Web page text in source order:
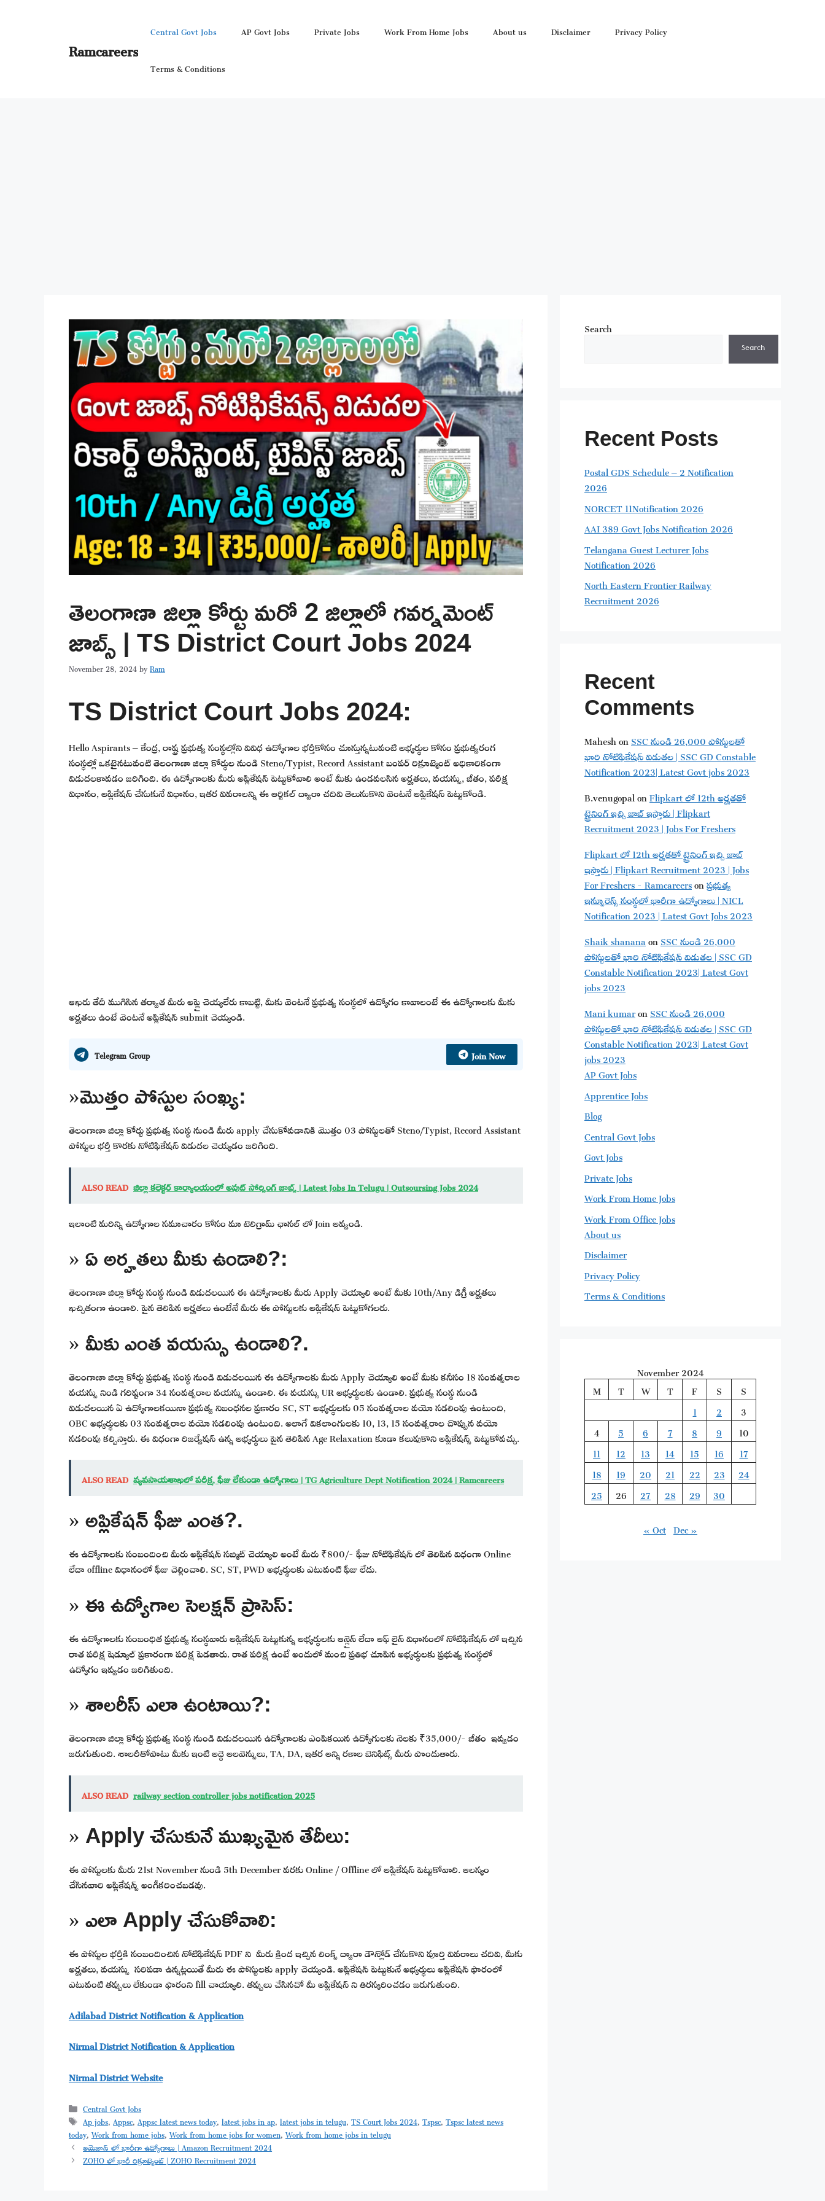
Ramcareers
Central Govt Jobs AP Govt Jobs Private Jobs Work From Home Jobs About us Disclaimer
Privacy Policy
Terms & Conditions
తెలంగాణా జిల్లా కోర్టు మరో 2 జిల్లాలో గవర్నమెంట్
జాబ్స్ | TS District Court Jobs 2024
November 28, 2024byRam
TS District Court Jobs 2024:
Hello Aspirants – కేంద్ర, రాష్ట్ర ప్రభుత్వ సంస్థల్లోని వివిధ ఉద్యోగాల భర్తీకోసం చూస్తున్నటువంటి అభ్యర్థుల కోసం ప్రభుత్వరంగ
సంస్థల్లో ఒకటైనటువంటి తెలంగాణా జిల్లా కోర్థుల నుండి Steno/Typist, Record Assistant బంపర్ రిక్రూట్మెంట్ అధికారికంగా
విడుదలకావడం జరిగింది. ఈ ఉద్యోగాలకు మీరు అప్లికేషన్ పెట్టుకోవాలి అంటే మీకు ఉండవలసిన అర్హతలు, వయస్సు, జీతం, పరీక్ష
విధానం, అప్లికేషన్ చేసుకునే విధానం, ఇతర వివరాలన్ని ఈ ఆర్టికల్ ద్వారా చదివి తెలుసుకొని వెంటనే అప్లికేషన్ పెట్టుకోండి.
ఆఖరు తేదీ ముగిసిన తర్వాత మీరు అప్లై చెయ్యలేరు కాబట్టి, మీకు వెంటనే ప్రభుత్వ సంస్థలో ఉద్యోగం కావాలంటే ఈ ఉద్యోగాలకు మీకు
అర్హతలు ఉంటే వెంటనే అప్లికేషన్ submit చెయ్యండి.
Telegram Group Join Now
»మొత్తం పోస్టుల సంఖ్య:
తెలంగాణా జిల్లా కోర్టు ప్రభుత్వ సంస్థ నుండి మీరు apply చేసుకోవడానికి మొత్తం 03 పోస్టులతో Steno/Typist, Record Assistant
పోస్టుల భర్తీ కొరకు నోటిఫికేషన్ విడుదల చెయ్యడం జరిగింది.
ALSO READ జిల్లా కలెక్టర్ కార్యాలయంలో అవుట్ సోర్సింగ్ జాబ్స్ | Latest Jobs In Telugu | Outsoursing Jobs 2024
ఇలాంటి మరిన్ని ఉద్యోగాల సమాచారం కోసం మా టెలిగ్రామ్ ఛానల్ లో Join అవ్వండి.
» ఏ అర్హతలు మీకు ఉండాలి?:
తెలంగాణా జిల్లా కోర్టు సంస్థ నుండి విడుదలయిన ఈ ఉద్యోగాలకు మీరు Apply చెయ్యాలి అంటే మీకు 10th/Any డిగ్రీ అర్హతలు
ఖచ్చితంగా ఉండాలి. పైన తెలిపిన అర్హతలు ఉంటేనే మీరు ఈ పోస్టులకు అప్లికేషన్ పెట్టుకోగలరు.
» మీకు ఎంత వయస్సు ఉండాలి?.
తెలంగాణా జిల్లా కోర్టు ప్రభుత్వ సంస్థ నుండి విడుదలయిన ఈ ఉద్యోగాలకు మీరు Apply చెయ్యాలి అంటే మీకు కనీసం 18 సంవత్సరాల
వయస్సు నిండి గరిష్టంగా 34 సంవత్సరాల వయస్సు ఉండాలి. ఈ వయస్సు UR అభ్యర్థులకు ఉండాలి. ప్రభుత్వ సంస్థ నుండి
విడుదలయిన ఏ ఉద్యోగాలకయినా ప్రభుత్వ నిబంధనల ప్రకారం SC, ST అభ్యర్థులకు 05 సంవత్సరాల వయో సడలింపు ఉంటుంది,
OBC అభ్యర్థులకు 03 సంవత్సరాల వయో సడలింపు ఉంటుంది. అలాగే వికలాంగులకు 10, 13, 15 సంవత్సరాల చొప్పున వయో
సడలింపు కల్పిస్తారు. ఈ విధంగా రిజర్వేషన్ ఉన్న అభ్యర్థులు పైన తెలిపిన Age Relaxation కూడా కలుపుకొని అప్లికేషన్స్ పెట్టుకోవచ్చు.
ALSO READ వ్యవసాయశాఖలో పరీక్ష, ఫీజు లేకుండా ఉద్యోగాలు | TG Agriculture Dept Notification 2024 | Ramcareers
» అప్లికేషన్ ఫీజు ఎంత?.
ఈ ఉద్యోగాలకు సంబందించి మీరు అప్లికేషన్ సబ్మిట్ చెయ్యాలి అంటే మీరు ₹800/- ఫీజు నోటిఫికేషన్ లో తెలిపిన విధంగా Online
లేదా offline విధానంలో ఫీజు చెల్లించాలి. SC, ST, PWD అభ్యర్థులకు ఎటువంటి ఫీజు లేదు.
» ఈ ఉద్యోగాల సెలక్షన్ ప్రాసెస్:
ఈ ఉద్యోగాలకు సంబంధిత ప్రభుత్వ సంస్థవారు అప్లికేషన్ పెట్టుకున్న అభ్యర్థులకు ఆన్లైన్ లేదా ఆఫ్ లైన్ విధానంలో నోటిఫికేషన్ లో ఇచ్చిన
రాత పరీక్ష షెడ్యూల్ ప్రకారంగా పరీక్ష పెడతారు. రాత పరీక్ష ఉంటే అందులో మంచి ప్రతిభ చూపిన అభ్యర్థులకు ప్రభుత్వ సంస్థలో
ఉద్యోగం ఇవ్వడం జరిగితుంది.
» శాలరీస్ ఎలా ఉంటాయి?:
తెలంగాణా జిల్లా కోర్టు ప్రభుత్వ సంస్థ నుండి విడుదలయిన ఉద్యోగాలకు ఎంపికయిన ఉద్యోగులకు నెలకు ₹35,000/- జీతం ఇవ్వడం
జరుగుతుంది. శాలరీతోపాటు మీకు ఇంటి అద్దె అలవెన్సులు, TA, DA, ఇతర అన్ని రకాల బెనిఫిట్స్ మీరు పొందుతారు.
ALSO READ railway section controller jobs notification 2025
» Apply చేసుకునే ముఖ్యమైన తేదీలు:
ఈ పోస్టులకు మీరు 21st November నుండి 5th December వరకు Online / Offline లో అప్లికేషన్ పెట్టుకోవాలి. ఆలస్యం
చేసినవారి అప్లికేషన్స్ అంగీకరించబడవు.
» ఎలా Apply చేసుకోవాలి:
ఈ పోస్టుల భర్తీకి సంబందించిన నోటిఫికేషన్ PDF ని మీరు క్రింద ఇచ్చిన లింక్స్ ద్వారా డౌన్లోడ్ చేసుకొని పూర్తి వివరాలు చదివి, మీకు
అర్హతలు, వయస్సు సరిపడా ఉన్నట్లయితే మీరు ఈ పోస్టులకు apply చెయ్యండి. అప్లికేషన్ పెట్టుకునే అభ్యర్థులు అప్లికేషన్ ఫారంలో
ఎటువంటి తప్పులు లేకుండా ఫారంని fill చాయ్యాలి. తప్పులు చేసినచో మీ అప్లికేషన్ ని తిరస్కరించడం జరుగుతుంది.
Adilabad District Notification & Application
Nirmal District Notification & Application
Nirmal District Website
Categories
Central Govt Jobs
Tags
Ap jobs,Appsc,Appsc latest news today,latest jobs in ap,latest jobs in telugu,TS Court Jobs 2024,Tspsc,Tspsc latest news
today,Work from home jobs,Work from home jobs for women,Work from home jobs in telugu
అమెజాన్ లో భారీగా ఉద్యోగాలు | Amazon Recruitment 2024
ZOHO లో భారీ రిక్రూట్మెంట్ | ZOHO Recruitment 2024
Search
Search
Recent Posts
Postal GDS Schedule – 2 Notification
2026
NORCET 11Notification 2026
AAI 389 Govt Jobs Notification 2026
Telangana Guest Lecturer Jobs
Notification 2026
North Eastern Frontier Railway
Recruitment 2026
Recent
Comments
MaheshonSSC నుండి 26,000 పోస్టులతో
భారి నోటిఫికేషన్ విడుతల | SSC GD Constable
Notification 2023| Latest Govt jobs 2023
B.venugopalonFlipkart లో 12th అర్హతతో
ట్రైనింగ్ ఇచ్చి జాబ్ ఇస్తారు | Flipkart
Recruitment 2023 | Jobs For Freshers
Flipkart లో 12th అర్హతతో ట్రైనింగ్ ఇచ్చి జాబ్
ఇస్తారు | Flipkart Recruitment 2023 | Jobs
For Freshers - Ramcareersonప్రభుత్వ
ఇన్సూరెన్స్ సంస్థలో భారీగా ఉద్యోగాలు | NICL
Notification 2023 | Latest Govt Jobs 2023
Shaik shananaonSSC నుండి 26,000
పోస్టులతో భారి నోటిఫికేషన్ విడుతల | SSC GD
Constable Notification 2023| Latest Govt
jobs 2023
Mani kumaronSSC నుండి 26,000
పోస్టులతో భారి నోటిఫికేషన్ విడుతల | SSC GD
Constable Notification 2023| Latest Govt
jobs 2023
AP Govt Jobs
Apprentice Jobs
Blog
Central Govt Jobs
Govt Jobs
Private Jobs
Work From Home Jobs
Work From Office Jobs
About us
Disclaimer
Privacy Policy
Terms & Conditions
November 2024
M
T W T F S
S
1
2
3
4
5 6 7 8 9
10
11
12 13 14 15 16
17
18
19 20 21 22 23
24
25
26 27 28 29
30
« Oct Dec »